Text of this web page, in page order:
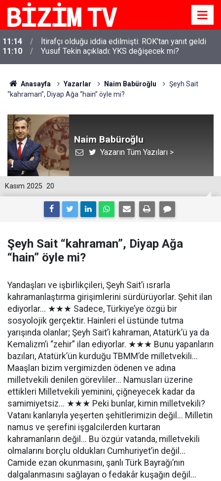
11:10 Yusuf Tekin açıkladı: YKS değişecek mi?
Anasayfa Yazarlar Naim Babüroğlu
Şeyh Sait
“kahraman”, Diyap Ağa “hain” öyle mi?
Naim Babüroğlu
Yazarın Tüm Yazıları >
20
Kasım 2025
Şeyh Sait “kahraman”, Diyap Ağa
“hain” öyle mi?
Yandaşları ve işbirlikçileri, Şeyh Sait’i ısrarla
kahramanlaştırma girişimlerini sürdürüyorlar. Şehit ilan
ediyorlar... ★★★ Sadece, Türkiye’ye özgü bir
sosyolojik gerçektir. Hainleri el üstünde tutma
yarışında olanlar; Şeyh Sait’i kahraman, Atatürk’ü ya da
Kemalizm’i “zehir” ilan ediyorlar. ★★★ Bunu yapanların
bazıları, Atatürk’ün kurduğu TBMM’de milletvekili...
Maaşları bizim vergimizden ödenen ve adına
milletvekili denilen görevliler... Namusları üzerine
ettikleri Milletvekili yeminini, çiğneyecek kadar da
samimiyetsiz... ★★★ Peki bunlar, kimin milletvekili?
Vatanı kanlarıyla yeşerten şehitlerimizin değil... Milletin
namus ve şerefini işgalcilerden kurtaran
kahramanların değil... Bu özgür vatanda, milletvekili
olmalarını borçlu oldukları Cumhuriyet’in değil...
Camide ezan okunmasını, şanlı Türk Bayrağı’nın
dalgalanmasını sağlayan o fedakâr kuşağın değil...